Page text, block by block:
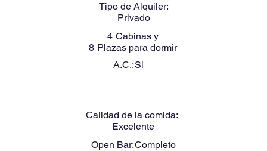
Tipo de Alquiler:
Privado
4 Cabinas y
8 Plazas para dormir
A.C.:Si
Calidad de la comida:
Excelente
Open Bar:Completo